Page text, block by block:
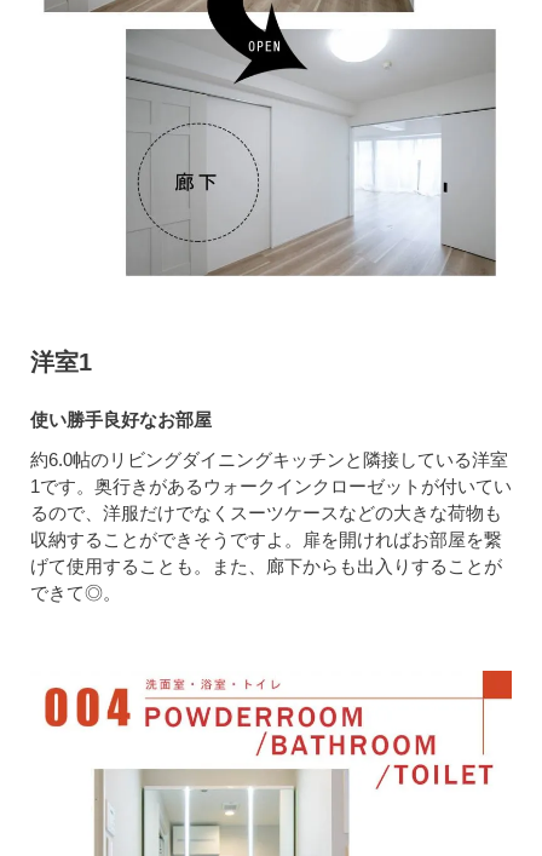
洋室1
使い勝手良好なお部屋
約6.0帖のリビングダイニングキッチンと隣接している洋室
1です。奥行きがあるウォークインクローゼットが付いてい
るので、洋服だけでなくスーツケースなどの大きな荷物も
収納することができそうですよ。扉を開ければお部屋を繋
げて使用することも。また、廊下からも出入りすることが
できて◎。